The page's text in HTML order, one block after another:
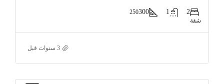
2
1
300
250
شقة